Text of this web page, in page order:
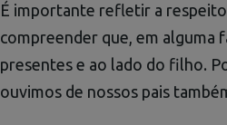
É importante refletir a
compreender que, em alguma
presentes e ao lado do filho.
ouvimos de nossos pais